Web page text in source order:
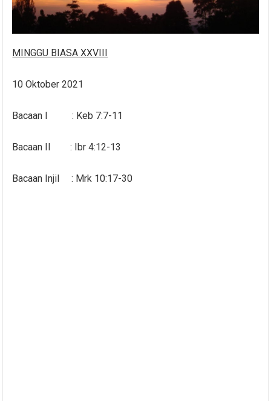
MINGGU BIASA XXVIII
10 Oktober 2021
Bacaan I : Keb 7:7-11
Bacaan II : Ibr 4:12-13
Bacaan Injil : Mrk 10:17-30